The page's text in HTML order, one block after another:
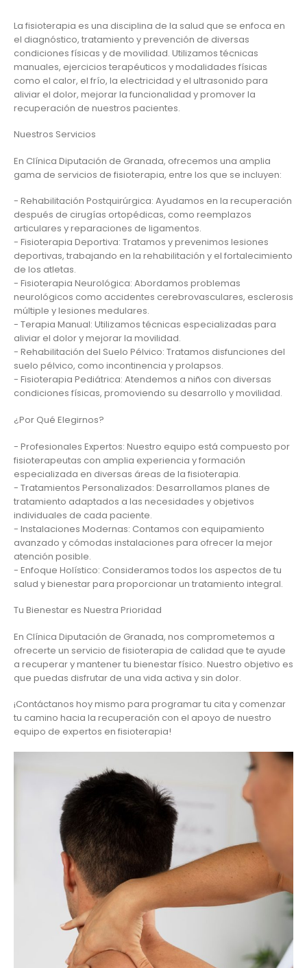
La fisioterapia es una disciplina de la salud que se enfoca en
el diagnóstico, tratamiento y prevención de diversas
condiciones físicas y de movilidad. Utilizamos técnicas
manuales, ejercicios terapéuticos y modalidades físicas
como el calor, el frío, la electricidad y el ultrasonido para
aliviar el dolor, mejorar la funcionalidad y promover la
recuperación de nuestros pacientes.
Nuestros Servicios
En Clínica Diputación de Granada, ofrecemos una amplia
gama de servicios de fisioterapia, entre los que se incluyen:
- Rehabilitación Postquirúrgica: Ayudamos en la recuperación
después de cirugías ortopédicas, como reemplazos
articulares y reparaciones de ligamentos.
- Fisioterapia Deportiva: Tratamos y prevenimos lesiones
deportivas, trabajando en la rehabilitación y el fortalecimiento
de los atletas.
- Fisioterapia Neurológica: Abordamos problemas
neurológicos como accidentes cerebrovasculares, esclerosis
múltiple y lesiones medulares.
- Terapia Manual: Utilizamos técnicas especializadas para
aliviar el dolor y mejorar la movilidad.
- Rehabilitación del Suelo Pélvico: Tratamos disfunciones del
suelo pélvico, como incontinencia y prolapsos.
- Fisioterapia Pediátrica: Atendemos a niños con diversas
condiciones físicas, promoviendo su desarrollo y movilidad.
¿Por Qué Elegirnos?
- Profesionales Expertos: Nuestro equipo está compuesto por
fisioterapeutas con amplia experiencia y formación
especializada en diversas áreas de la fisioterapia.
- Tratamientos Personalizados: Desarrollamos planes de
tratamiento adaptados a las necesidades y objetivos
individuales de cada paciente.
- Instalaciones Modernas: Contamos con equipamiento
avanzado y cómodas instalaciones para ofrecer la mejor
atención posible.
- Enfoque Holístico: Consideramos todos los aspectos de tu
salud y bienestar para proporcionar un tratamiento integral.
Tu Bienestar es Nuestra Prioridad
En Clínica Diputación de Granada, nos comprometemos a
ofrecerte un servicio de fisioterapia de calidad que te ayude
a recuperar y mantener tu bienestar físico. Nuestro objetivo es
que puedas disfrutar de una vida activa y sin dolor.
¡Contáctanos hoy mismo para programar tu cita y comenzar
tu camino hacia la recuperación con el apoyo de nuestro
equipo de expertos en fisioterapia!